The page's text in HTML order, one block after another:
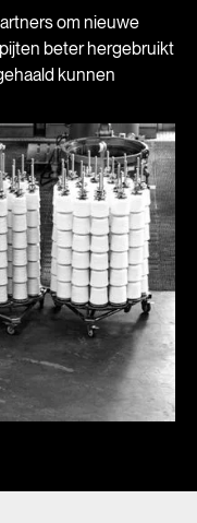
om nieuwe
beter hergebruikt
kunnen